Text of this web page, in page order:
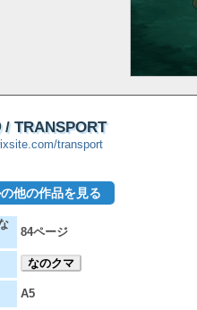
TRANSPORT
transport
他の作品を見る
84ページ
なのクマ
A5